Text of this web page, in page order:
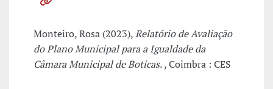
Monteiro, Rosa (2023),Relatório de Avaliação
do Plano Municipal para a Igualdade da
Câmara Municipal de Boticas., Coimbra : CES